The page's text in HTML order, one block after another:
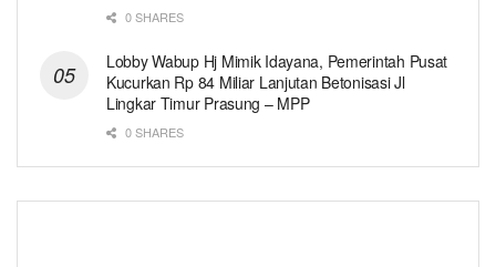
0 SHARES
Lobby Wabup Hj Mimik Idayana, Pemerintah Pusat
Kucurkan Rp 84 Miliar Lanjutan Betonisasi Jl
Lingkar Timur Prasung – MPP
0 SHARES